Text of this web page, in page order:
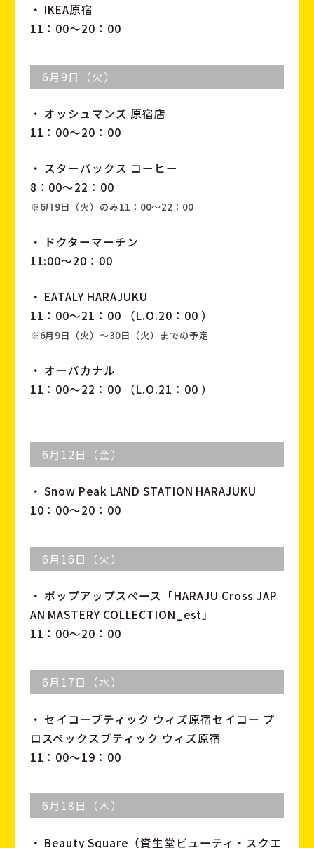
・ IKEA原宿
11：00～20：00
6月9日（火）
・ オッシュマンズ 原宿店
11：00～20：00
・ スターバックス コーヒー
8：00～22：00
※6月9日（火）のみ11：00～22：00
・ ドクターマーチン
11:00～20：00
・ EATALY HARAJUKU
11：00～21：00 （L.O.20：00 ）
※6月9日（火）～30日（火）までの予定
・ オーバカナル
11：00～22：00 （L.O.21：00 ）
6月12日（金）
・ Snow Peak LAND STATION HARAJUKU
10：00～20：00
6月16日（火）
・ ポップアップスペース「HARAJU Cross JAP
AN MASTERY COLLECTION_est」
11：00～20：00
6月17日（水）
・ セイコーブティック ウィズ原宿セイコー プ
ロスペックスブティック ウィズ原宿
11：00～19：00
6月18日（木）
・ Beauty Square（資生堂ビューティ・スクエ